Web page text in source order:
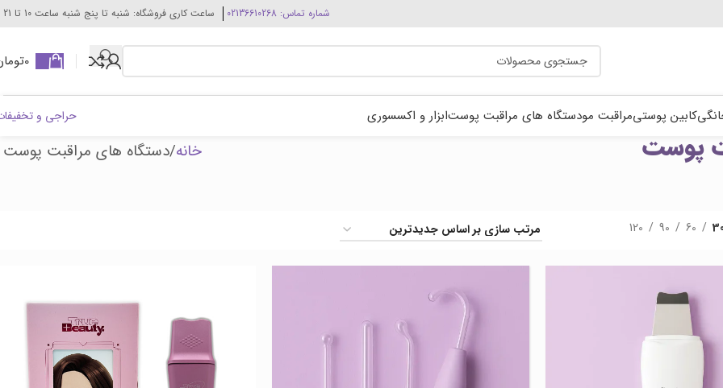
شماره تماس: 02136610268 ساعت کاری فروشگاه: شنبه تا پنج شنبه ساعت 10 تا 21
0
کابین پوستیمراقبت مودستگاه های مراقبت پوستابزار و اکسسوری حراجی و
پوست خانه دستگاه های مراقبت پوست
60
90
120